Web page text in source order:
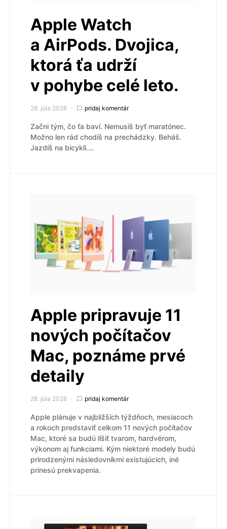
Apple Watch
a AirPods. Dvojica,
ktorá ťa udrží
v pohybe celé leto.
28. júla 2026 pridaj komentár
Začni tým, čo ťa baví. Nemusíš byť maratónec.
Možno len rád chodíš na prechádzky. Beháš.
Jazdíš na bicykli.…
Apple pripravuje 11
nových počítačov
Mac, poznáme prvé
detaily
28. júla 2026 pridaj komentár
Apple plánuje v najbližších týždňoch, mesiacoch
a rokoch predstaviť celkom 11 nových počítačov
Mac, ktoré sa budú líšiť tvarom, hardvérom,
výkonom aj funkciami. Kým niektoré modely budú
prirodzenými následovníkmi existujúcich, iné
prinesú prekvapenia.